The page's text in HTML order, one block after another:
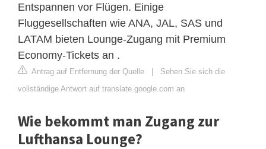
Entspannen vor Flügen. Einige
Fluggesellschaften wie ANA, JAL, SAS und
LATAM bieten Lounge-Zugang mit Premium
Economy-Tickets an .
Antrag auf Entfernung der Quelle | Sehen Sie sich die
vollständige Antwort auf translate.google.com an
Wie bekommt man Zugang zur
Lufthansa Lounge?